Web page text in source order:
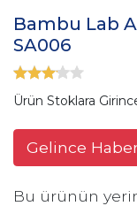
Bambu Lab
SA006
Ürün Stoklara
Gelince
Bu ürünün